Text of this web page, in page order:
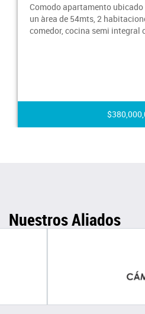
Comodo apartamento
un àrea de 54mts, 2
comedor, cocina semi integral
Nuestros Aliados